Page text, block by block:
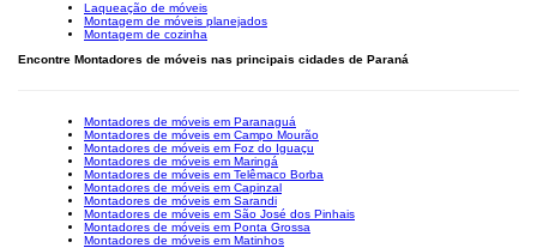
Laqueação de móveis
Montagem de móveis planejados
Montagem de cozinha
Encontre Montadores de móveis nas principais cidades de Paraná
Montadores de móveis em Paranaguá
Montadores de móveis em Campo Mourão
Montadores de móveis em Foz do Iguaçu
Montadores de móveis em Maringá
Montadores de móveis em Telêmaco Borba
Montadores de móveis em Capinzal
Montadores de móveis em Sarandi
Montadores de móveis em São José dos Pinhais
Montadores de móveis em Ponta Grossa
Montadores de móveis em Matinhos